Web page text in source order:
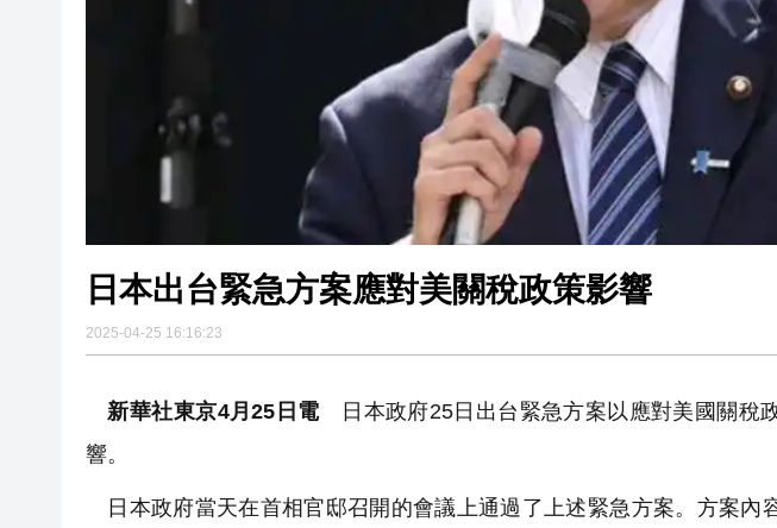
日本出台緊急方案應對美關稅政策影響
2025-04-25 16:16:23
新華社東京4月25日電日本政府25日出台緊急方案以應對美國關稅
響。
日本政府當天在首相官邸召開的會議上通過了上述緊急方案。方案內